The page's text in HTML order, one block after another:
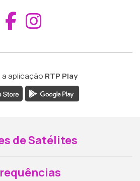
Aceder ao
a aplicação RTP Play
de Satélites